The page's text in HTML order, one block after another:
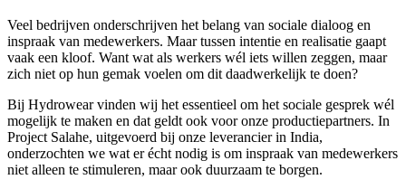
Veel bedrijven onderschrijven het belang van sociale dialoog en
inspraak van medewerkers. Maar tussen intentie en realisatie gaapt
vaak een kloof. Want wat als werkers wél iets willen zeggen, maar
zich niet op hun gemak voelen om dit daadwerkelijk te doen?
Bij Hydrowear vinden wij het essentieel om het sociale gesprek wél
mogelijk te maken en dat geldt ook voor onze productiepartners. In
Project Salahe, uitgevoerd bij onze leverancier in India,
onderzochten we wat er écht nodig is om inspraak van medewerkers
niet alleen te stimuleren, maar ook duurzaam te borgen.